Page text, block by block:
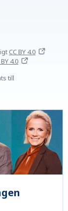
CC BY 4.0
4.0
till